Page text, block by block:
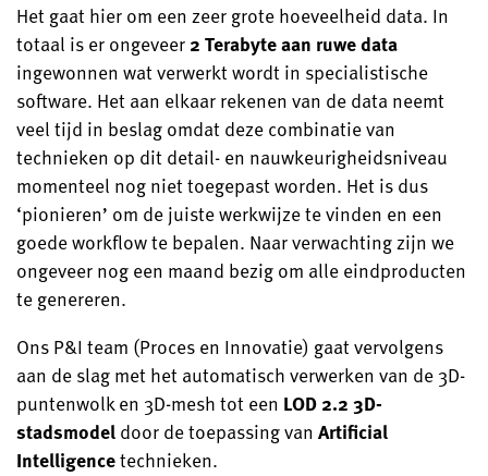
Het gaat hier om een zeer grote hoeveelheid data. In
totaal is er ongeveer2 Terabyte aan ruwe data
ingewonnen wat verwerkt wordt in specialistische
software. Het aan elkaar rekenen van de data neemt
veel tijd in beslag omdat deze combinatie van
technieken op dit detail- en nauwkeurigheidsniveau
momenteel nog niet toegepast worden. Het is dus
‘pionieren’ om de juiste werkwijze te vinden en een
goede workflow te bepalen. Naar verwachting zijn we
ongeveer nog een maand bezig om alle eindproducten
te genereren.
Ons P&I team (Proces en Innovatie) gaat vervolgens
aan de slag met het automatisch verwerken van de 3D-
puntenwolk en 3D-mesh tot een LOD 2.2 3D-
stadsmodeldoor de toepassing vanArtificial
Intelligencetechnieken.